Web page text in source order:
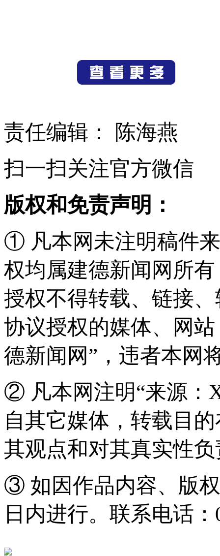
责任编辑： 陈海燕
扫一扫关注官方微信
版权和免责声明：
① 凡本网未注明稿件
权均属建德新闻网所
授权不得转载、链接
协议授权的媒体、网
德新闻网”，违者本网
② 凡本网注明“来源：
自其它媒体，转载目
其观点和对其真实性
③ 如因作品内容、版
日内进行。联系电话：